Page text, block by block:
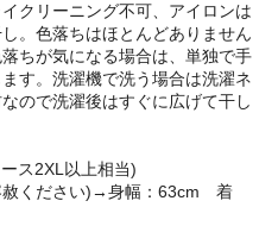
リーニング不可、アイロンは
。色落ちはほとんどありません
ちが気になる場合は、単独で手
す。洗濯機で洗う場合は洗濯ネ
ので洗濯後はすぐに広げて干し
ース2XL以上相当)
赦ください)→身幅：63cm 着